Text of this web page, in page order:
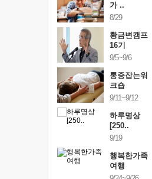
가 ..
8/29
황금변캠프
16기
9/5~9/6
통증잡는워
크숍
9/11~9/12
하루명상
[250..
9/19
행복한가족
여행